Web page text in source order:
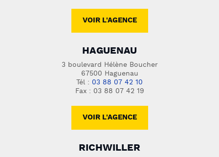
VOIR L'AGENCE
HAGUENAU
3 boulevard Hélène Boucher
67500 Haguenau
Tél : 03 88 07 42 10
Fax : 03 88 07 42 19
VOIR L'AGENCE
RICHWILLER